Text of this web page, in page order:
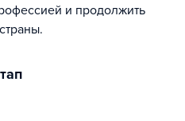
и продолжить